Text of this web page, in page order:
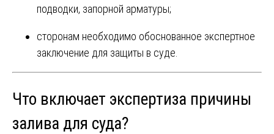
подводки, запорной арматуры;
сторонам необходимо обоснованное экспертное
заключение для защиты в суде.
Что включает экспертиза причины
залива для суда?